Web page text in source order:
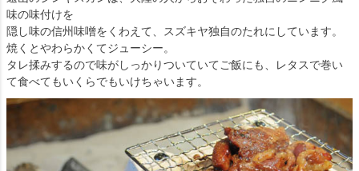
味の味付けを
隠し味の信州味噌をくわえて、スズキヤ独自のたれにしています。
焼くとやわらかくてジューシー。
タレ揉みするので味がしっかりついていてご飯にも、レタスで巻い
て食べてもいくらでもいけちゃいます。